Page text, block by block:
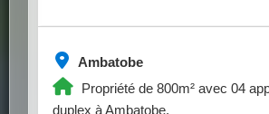
Ambatobe
Propriété de 800m² avec 04
duplex à Ambatobe.